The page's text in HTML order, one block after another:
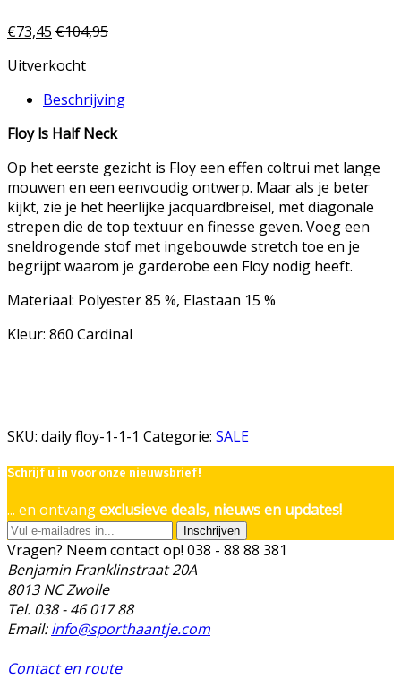
€73,45 €104,95
Uitverkocht
Beschrijving
Floy ls Half Neck
Op het eerste gezicht is Floy een effen coltrui met lange
mouwen en een eenvoudig ontwerp. Maar als je beter
kijkt, zie je het heerlijke jacquardbreisel, met diagonale
strepen die de top textuur en finesse geven. Voeg een
sneldrogende stof met ingebouwde stretch toe en je
begrijpt waarom je garderobe een Floy nodig heeft.
Materiaal: Polyester 85 %, Elastaan 15 %
Kleur: 860 Cardinal
SKU: daily floy-1-1-1 Categorie: SALE
Schrijf u in voor onze nieuwsbrief!
... en ontvangexclusieve deals, nieuws en updates!
Inschrijven
Vragen? Neem contact op! 038 - 88 88 381
Benjamin Franklinstraat 20A
8013 NC Zwolle
Tel. 038 - 46 017 88
Email:info@sporthaantje.com
Contact en route